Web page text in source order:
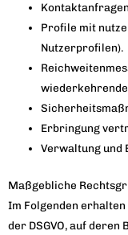
Profile mit
Nutzerprofilen).
Erbringung
Verwaltung und
Maßgebliche
Im Folgenden
der DSGVO, auf deren